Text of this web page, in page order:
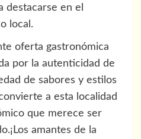
destacarse en el
local.
oferta gastronómica
por la autenticidad de
de sabores y estilos
a esta localidad
que merece ser
amantes de la